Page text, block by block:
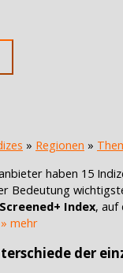
» Regionen »
haben 15
Bedeutung
Index, auf
» mehr
der